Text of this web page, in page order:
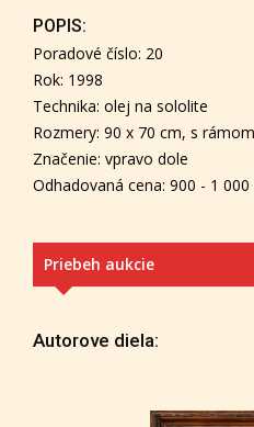
POPIS:
Poradové číslo: 20
Rok: 1998
Technika: olej na sololite
Rozmery: 90 x 70 cm, s
Značenie: vpravo dole
Odhadovaná cena: 900 - 1 000
Priebeh aukcie
Autorove diela: